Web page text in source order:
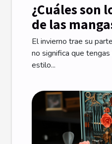
¿Cuáles son
de las
sobre la
El invierno trae su
no significa que
estilo...